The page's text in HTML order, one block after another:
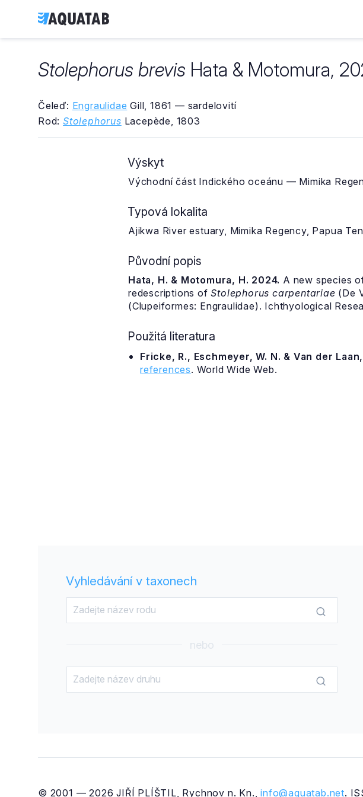
Stolephorus brevis Hata & Motomura,
Čeleď: Engraulidae Gill, 1861 — sardelovití
Rod: Stolephorus Lacepède, 1803
Výskyt
Východní část Indického oceánu — Mimika
Typová lokalita
Ajikwa River estuary, Mimika Regency, Papua
Původní popis
Hata, H. & Motomura, H. 2024. A new species
redescriptions ofStolephorus carpentariae (De
(Clupeiformes: Engraulidae). Ichthyological
Použitá literatura
Fricke, R., Eschmeyer, W. N. & Van der
references. World Wide Web.
Vyhledávání v taxonech
nebo
© 2001 — 2026 JIŘÍ PLÍŠTIL, Rychnov n. Kn.,info@aquatab.net.